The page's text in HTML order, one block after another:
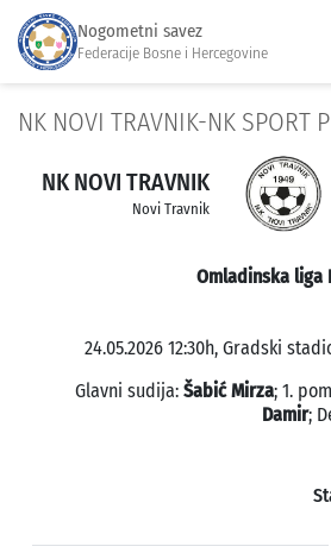
Nogometni savez
Federacije Bosne i Hercegovine
NK NOVI TRAVNIK-NK SPORT
NK NOVI TRAVNIK
Novi Travnik
Omladinska liga
24.05.2026 12:30h, Gradski
Glavni sudija: Šabić Mirza; 1.
Damir;